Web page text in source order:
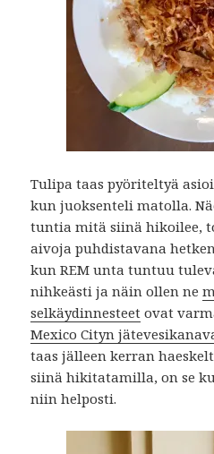
Tulipa taas pyöriteltyä
kun juoksenteli matolla.
tuntia mitä siinä hikoilee,
aivoja puhdistavana
kun REM unta tuntuu
nihkeästi ja näin ollen ne
selkäydinnesteet ovat
Mexico Cityn
taas jälleen kerran
siinä hikitatamilla, on se
niin helposti.